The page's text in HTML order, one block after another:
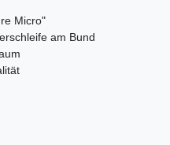
Micro"
am Bund